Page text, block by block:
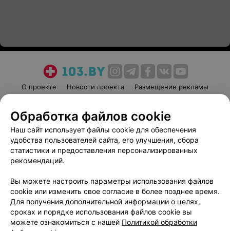
О проекте Новости проекта
Размещение рекламы
Пользовательское соглашение
Способы оплаты
Вакансии
Партнеры
Написать руководителю 103.by
Обработка персональных данных
Обработка файлов cookie
Наш сайт использует файлы cookie для обеспечения
удобства пользователей сайта, его улучшения, сбора
статистики и предоставления персонализированных
рекомендаций.
Вы можете настроить параметры использования файлов
cookie или изменить свое согласие в более позднее время.
Для получения дополнительной информации о целях,
сроках и порядке использования файлов cookie вы
можете ознакомиться с нашей Политикой обработки